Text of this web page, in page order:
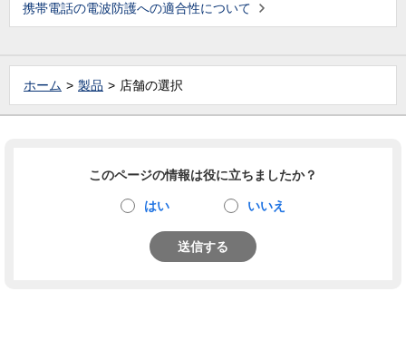
携帯電話の電波防護への適合性について
ホーム 製品 店舗の選択
このページの情報は役に立ちましたか？
はい いいえ
送信する